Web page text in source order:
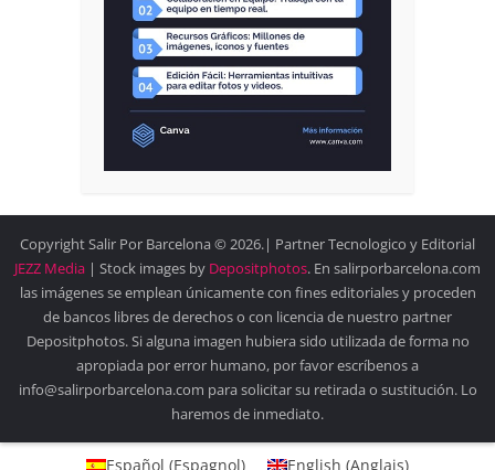
Copyright Salir Por Barcelona © 2026.| Partner Tecnologico y Editorial
JEZZ Media | Stock images by Depositphotos. En salirporbarcelona.com
las imágenes se emplean únicamente con fines editoriales y proceden
de bancos libres de derechos o con licencia de nuestro partner
Depositphotos. Si alguna imagen hubiera sido utilizada de forma no
apropiada por error humano, por favor escríbenos a
info@salirporbarcelona.com para solicitar su retirada o sustitución. Lo
haremos de inmediato.
Español (Espagnol) English (Anglais)